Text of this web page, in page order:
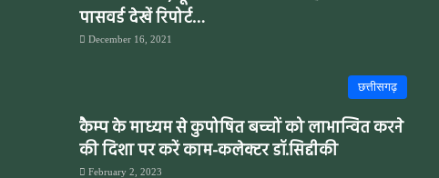
पासवर्ड देखें रिपोर्ट…
December 16, 2021
छत्तीसगढ़
कैम्प के माध्यम से कुपोषित बच्चों को लाभान्वित करने
की दिशा पर करें काम-कलेक्टर डॉ.सिद्दीकी
February 2, 2023